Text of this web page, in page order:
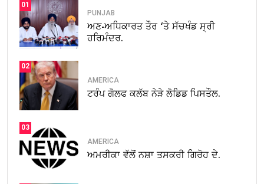
01
PUNJAB
ਅਣ-ਅਧਿਕਾਰਤ ਤੌਰ ‘ਤੇ ਸੱਚਖੰਡ ਸ੍ਰੀ
ਹਰਿਮੰਦਰ.
02
AMERICA
ਟਰੰਪ ਗੋਲਫ ਕਲੱਬ ਨੇੜੇ ਲੋਡਿਡ ਪਿਸਤੌਲ.
03
AMERICA
ਅਮਰੀਕਾ ਵੱਲੋਂ ਨਸ਼ਾ ਤਸਕਰੀ ਗਿਰੋਹ ਦੇ.